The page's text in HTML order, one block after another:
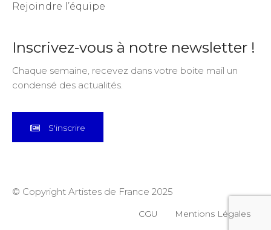
Rejoindre l’équipe
Inscrivez-vous à notre newsletter !
Chaque semaine, recevez dans votre boite mail un
condensé des actualités.
S'inscrire
© Copyright Artistes de France 2025
CGU Mentions Légales